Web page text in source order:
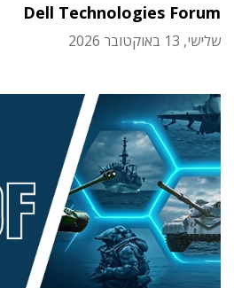
Dell Technologies Forum
שלישי, 13 באוקטובר 2026